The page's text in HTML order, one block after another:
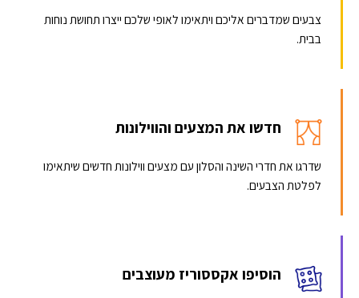
צבעים שמדברים אליכם ויתאימו לאופי שלכם ייצרו תחושת נוחות
בבית.
חדשו את המצעים והווילונות
שדרגו את חדרי השינה והסלון עם מצעים ווילונות חדשים שיתאימו
לפלטת הצבעים.
הוסיפו אקססוריז מעוצבים